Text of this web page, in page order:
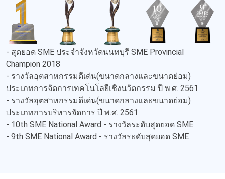
- สุดยอด SME ประจำจังหวัดนนทบุรี SME Provincial
Champion 2018
- รางวัลอุตสาหกรรมดีเด่น(ขนาดกลางและขนาดย่อม)
ประเภทการจัดการเทคโนโลยีเชิงนวัตกรรม ปี พ.ศ. 2561
- รางวัลอุตสาหกรรมดีเด่น(ขนาดกลางและขนาดย่อม)
ประเภทการบริหารจัดการ ปี พ.ศ. 2561
- 10th SME National Award - รางวัลระดับสุดยอด SME
- 9th SME National Award - รางวัลระดับสุดยอด SME